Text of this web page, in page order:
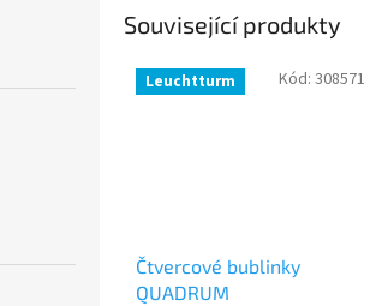
Související produkty
Leuchtturm
Čtvercové bublinky
QUADRUM
Kód: 308571